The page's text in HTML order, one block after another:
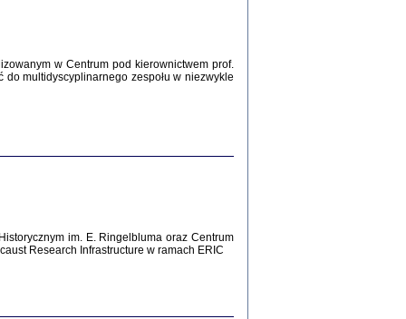
MAMY WSPANIAŁE ...
POSIADAĆ DOM POD ZIEMIĄ ...
z Zagłady w okolicach Dąbrowy
w Centrum pod kierownictwem prof.
do multidyscyplinarnego zespołu w niezwykle
im. E. Ringelbluma oraz Centrum
Research Infrastructure w ramach ERIC